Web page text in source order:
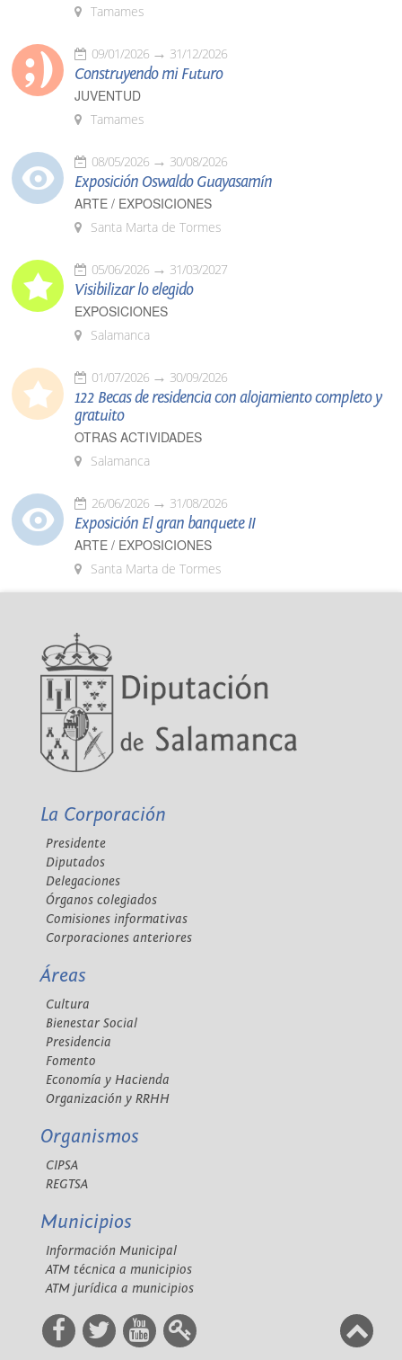
Tamames
09/01/2026 31/12/2026
Construyendo mi Futuro
JUVENTUD
Tamames
08/05/2026 30/08/2026
Exposición Oswaldo Guayasamín
ARTE / EXPOSICIONES
Santa Marta de Tormes
05/06/2026 31/03/2027
Visibilizar lo elegido
EXPOSICIONES
Salamanca
01/07/2026 30/09/2026
122 Becas de residencia con alojamiento completo y
gratuito
OTRAS ACTIVIDADES
Salamanca
26/06/2026 31/08/2026
Exposición El gran banquete II
ARTE / EXPOSICIONES
Santa Marta de Tormes
La Corporación
Presidente
Diputados
Delegaciones
Órganos colegiados
Comisiones informativas
Corporaciones anteriores
Áreas
Cultura
Bienestar Social
Presidencia
Fomento
Economía y Hacienda
Organización y RRHH
Organismos
CIPSA
REGTSA
Municipios
Información Municipal
ATM técnica a municipios
ATM jurídica a municipios